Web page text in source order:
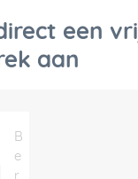
een
aan
(Vereist)